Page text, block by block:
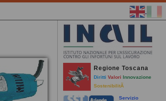
Regione Toscana
Diritti Valori Innovazione
SostenibilitÃ
Servizio